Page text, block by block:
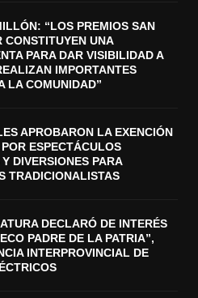
“LOS PREMIOS SAN
CONSTITUYEN UNA
PARA DAR VISIBILIDAD A
IMPORTANTES
LA COMUNIDAD”
APROBARON LA EXENCIÓN
ESPECTÁCULOS
DIVERSIONES PARA
TRADICIONALISTAS
DECLARÓ DE INTERÉS
PADRE DE LA PATRIA”,
INTERPROVINCIAL DE